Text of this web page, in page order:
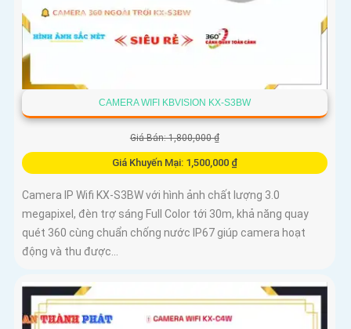
CAMERA WIFI KBVISION KX-S3BW
Giá Bán: 1,800,000 ₫
Giá Khuyến Mại: 1,500,000 ₫
Camera IP Wifi KX-S3BW với hình ảnh chất lượng 3.0
megapixel, đèn trợ sáng Full Color tới 30m, khả năng quay
quét 360 cùng chuẩn chống nước IP67 giúp camera hoạt
động và thu được...